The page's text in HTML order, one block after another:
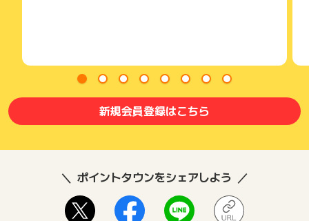
新規会員登録はこちら
ポイントタウンをシェアしよう